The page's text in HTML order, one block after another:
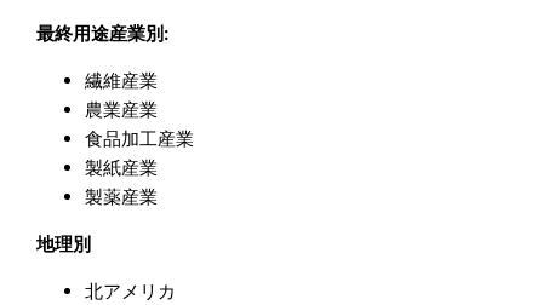
最終用途産業別:
繊維産業
農業産業
食品加工産業
製紙産業
製薬産業
地理別
北アメリカ